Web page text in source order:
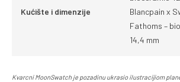
Kućište i dimenzije
Blancpain x
Fathoms –
14,4 mm
Kvarcni MoonSwatch je pozadinu ukrasio ilustracijiom